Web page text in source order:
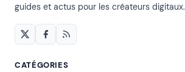
guides et actus pour les créateurs digitaux.
CATÉGORIES